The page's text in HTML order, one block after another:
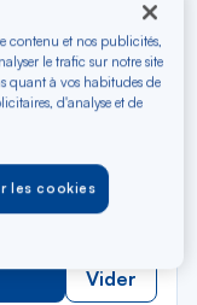
la
liste
Vider
contenu et nos publicités,
le trafic sur notre site
quant à vos habitudes de
d'analyse et de
les cookies